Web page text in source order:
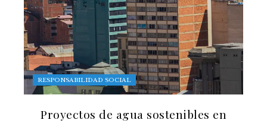
RESPONSABILIDAD SOCIAL
Proyectos de agua sostenibles en